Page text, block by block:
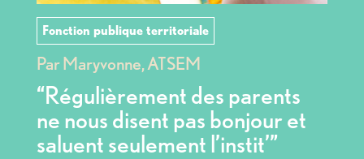
Fonction publique territoriale
Par Maryvonne, ATSEM
“Régulièrement des parents
ne nous disent pas bonjour et
saluent seulement l’instit’”